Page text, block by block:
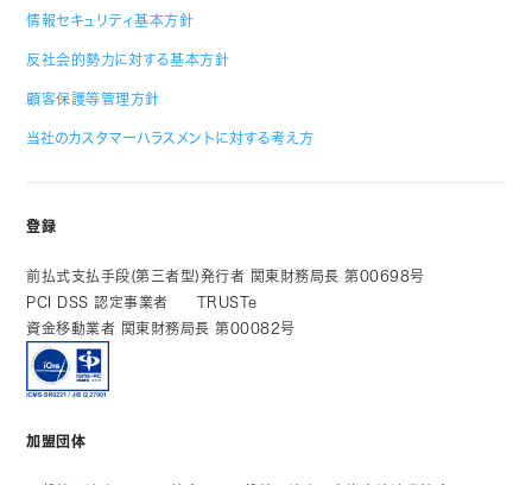
情報セキュリティ基本方針
反社会的勢力に対する基本方針
顧客保護等管理方針
当社のカスタマーハラスメントに対する考え方
登録
前払式支払手段(第三者型)発行者 関東財務局長 第00698号
PCI DSS 認定事業者
TRUSTe
資金移動業者 関東財務局長 第00082号
加盟団体